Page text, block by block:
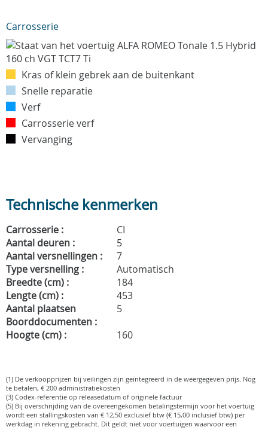
Carrosserie
Kras of klein gebrek aan de buitenkant
Snelle reparatie
Verf
Carrosserie verf
Vervanging
Technische kenmerken
Carrosserie :
CI
Aantal deuren :
5
Aantal versnellingen :
7
Type versnelling :
Automatisch
Breedte (cm) :
184
Lengte (cm) :
453
Aantal plaatsen
Boorddocumenten :
5
Hoogte (cm) :
160
(1) De verkoopprijzen bij veilingen zijn geïntegreerd in de weergegeven prijs. Nog
te betalen, € 200 administratiekosten
(3) Codex-referentie op releasedatum of originele factuur
(5) Bij overschrijding van de overeengekomen betalingstermijn voor het voertuig
wordt een stallingskosten van € 12,50 exclusief btw (€ 15,00 inclusief btw) per
werkdag in rekening gebracht. Dit geldt niet voor voertuigen waarvoor een